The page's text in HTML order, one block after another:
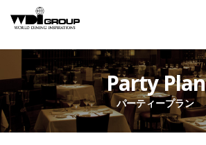
Home
About WDI
Party Plan
パーティープラン